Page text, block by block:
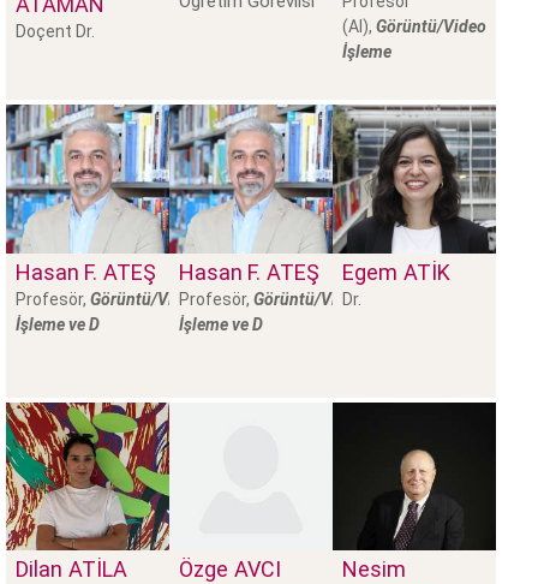
Doçent Dr.
(AI), Görüntü/Video
İşleme
Hasan F. ATEŞ
Profesör, Görüntü/Video
İşleme ve D
Hasan F. ATEŞ
Profesör, Görüntü/Video
İşleme ve D
Egem ATIK
Dr.
Dilan ATILA Özge AVCI
Nesim